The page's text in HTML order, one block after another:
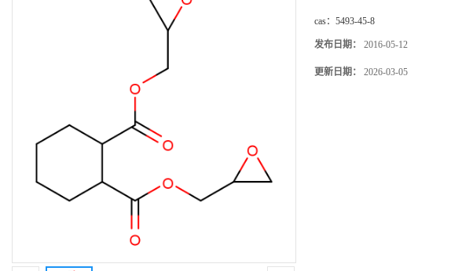
cas： 5493-45-8
发布日期： 2016-05-12
更新日期： 2026-03-05